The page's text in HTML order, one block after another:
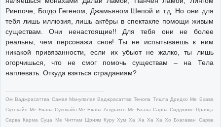
Ринпоче, Богдо Гегеном, Джамьяном Шепой и т.д. Но они для
тебя лишь иллюзия, лишь актёры в спектакле помощи живым
существам. Они ненастоящие!! Для тебя они не более
реальны, чем персонажи снов! Ты не испытываешь к ним
никакой привязанности, если их убьют не жалко, ты лишь
огорчишься, что не смог помочь существам – на Тела
наплевать. Откуда взяться страданиям?
Ом Ваджрасаттва Самая Манупалая Ваджрасаттва Тенопа Тишта Дридхо Ме Бхава
Сутокайо Ме Бхава Супокайо Ме Бхава Ануракто Ме Бхава Сарва Сиддхиме Праяца
Сарва Карма Суца Ме Читтам Шриям Куру Хум Ха Ха Ха Ха Хо Бхагаван Сарва